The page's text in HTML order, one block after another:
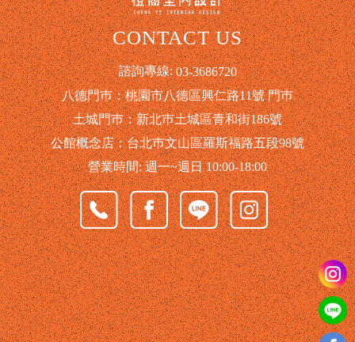
CONTACT US
諮詢專線:03-3686720
八德門巿：桃園市八德區興仁路11號 門巿
土城門巿：新北巿土城區青和街186號
公館概念店：台北巿文山區羅斯福路五段98號
營業時間: 週一~週日 10:00-18:00